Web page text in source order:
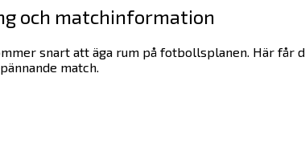
och matchinformation
snart att äga rum på fotbollsplanen. Här får
match.